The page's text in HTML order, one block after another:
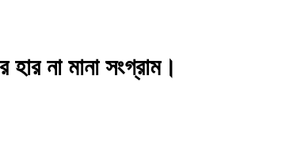
না মানা সংগ্রাম।